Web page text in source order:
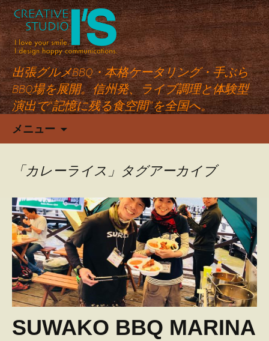
出張グルメBBQ・本格ケータリング・手ぶら
BBQ場を展開。信州発、ライブ調理と体験型
演出で“記憶に残る食空間”を全国へ。
メニュー
ン
ツ
へ
ス
キ
ッ
プ
「カレーライス」タグアーカイブ
SUWAKO BBQ MARINA